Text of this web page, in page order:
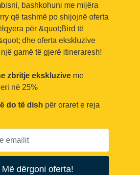
bashkohuni me mijëra
që tashmë po shijojnë oferta
për &quot;Bird të
dhe oferta ekskluzive
gamë të gjerë itineraresh!
zbritje ekskluzive me
në 25%
do të dish për oraret e reja
Më dërgoni oferta!